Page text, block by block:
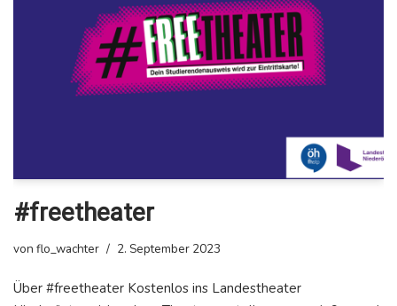
#freetheater
von flo_wachter 2. September 2023
Über #freetheater Kostenlos ins Landestheater